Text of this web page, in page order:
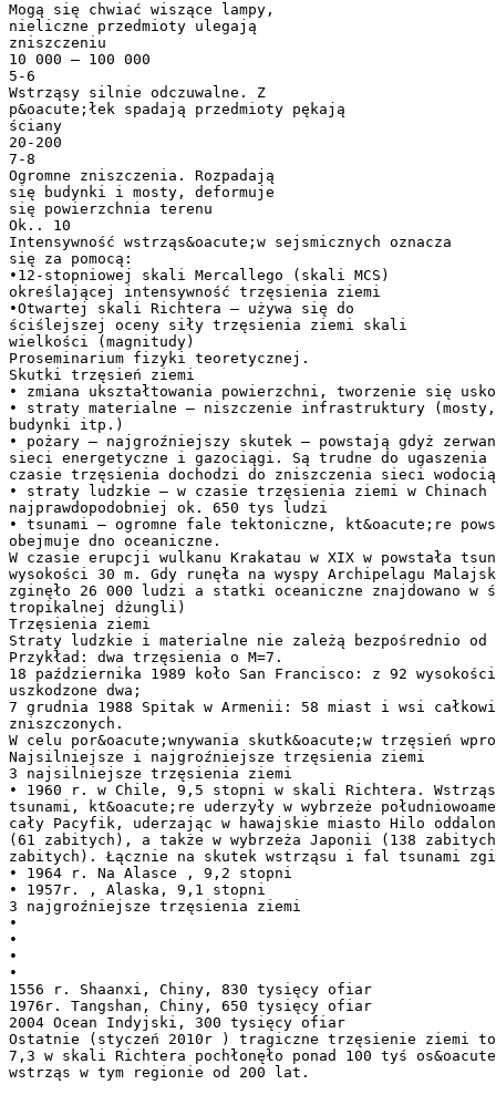
Mogą się chwiać wiszące lampy,
nieliczne przedmioty ulegają
zniszczeniu
10 000 – 100 000
5-6
Wstrząsy silnie odczuwalne. Z
p&oacute;łek spadają przedmioty pękają
ściany
20-200
7-8
Ogromne zniszczenia. Rozpadają
się budynki i mosty, deformuje
się powierzchnia terenu
Ok.. 10
Intensywność wstrząs&oacute;w sejsmicznych oznacza
się za pomocą:
•12-stopniowej skali Mercallego (skali MCS)
określającej intensywność trzęsienia ziemi
•Otwartej skali Richtera – używa się do
ściślejszej oceny siły trzęsienia ziemi skali
wielkości (magnitudy)
Proseminarium fizyki teoretycznej.
Skutki trzęsień ziemi
• zmiana ukształtowania powierzchni, tworzenie się
• straty materialne – niszczenie infrastruktury
budynki itp.)
• pożary – najgroźniejszy skutek – powstają gdyż
sieci energetyczne i gazociągi. Są trudne do ugaszenia
czasie trzęsienia dochodzi do zniszczenia sieci
• straty ludzkie – w czasie trzęsienia ziemi w Chinach
najprawdopodobniej ok. 650 tys ludzi
• tsunami – ogromne fale tektoniczne, kt&oacute;re
obejmuje dno oceaniczne.
W czasie erupcji wulkanu Krakatau w XIX w powstała
wysokości 30 m. Gdy runęła na wyspy Archipelagu
zginęło 26 000 ludzi a statki oceaniczne znajdowano w
tropikalnej dżungli)
Trzęsienia ziemi
Straty ludzkie i materialne nie zależą bezpośrednio od
Przykład: dwa trzęsienia o M=7.
18 października 1989 koło San Francisco: z 92
uszkodzone dwa;
7 grudnia 1988 Spitak w Armenii: 58 miast i wsi
zniszczonych.
W celu por&oacute;wnywania skutk&oacute;w trzęsień
Najsilniejsze i najgroźniejsze trzęsienia ziemi
3 najsilniejsze trzęsienia ziemi
• 1960 r. w Chile, 9,5 stopni w skali Richtera. Wstrząs
tsunami, kt&oacute;re uderzyły w wybrzeże
cały Pacyfik, uderzając w hawajskie miasto Hilo
(61 zabitych), a także w wybrzeża Japonii (138
zabitych). Łącznie na skutek wstrząsu i fal tsunami
• 1964 r. Na Alasce , 9,2 stopni
• 1957r. , Alaska, 9,1 stopni
3 najgroźniejsze trzęsienia ziemi
•
•
•
•
1556 r. Shaanxi, Chiny, 830 tysięcy ofiar
1976r. Tangshan, Chiny, 650 tysięcy ofiar
2004 Ocean Indyjski, 300 tysięcy ofiar
Ostatnie (styczeń 2010r ) tragiczne trzęsienie ziemi
7,3 w skali Richtera pochłonęło ponad 100 tyś